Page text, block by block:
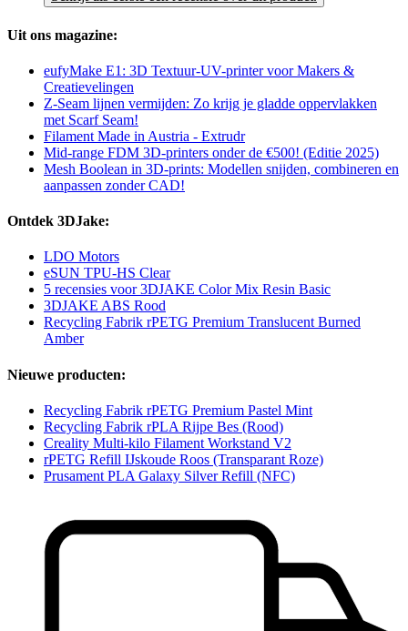
Uit ons magazine:
eufyMake E1: 3D Textuur-UV-printer voor Makers &
Creatievelingen
Z-Seam lijnen vermijden: Zo krijg je gladde oppervlakken
met Scarf Seam!
Filament Made in Austria - Extrudr
Mid-range FDM 3D-printers onder de €500! (Editie 2025)
Mesh Boolean in 3D-prints: Modellen snijden, combineren en
aanpassen zonder CAD!
Ontdek 3DJake:
LDO Motors
eSUN TPU-HS Clear
5 recensies voor 3DJAKE Color Mix Resin Basic
3DJAKE ABS Rood
Recycling Fabrik rPETG Premium Translucent Burned
Amber
Nieuwe producten:
Recycling Fabrik rPETG Premium Pastel Mint
Recycling Fabrik rPLA Rijpe Bes (Rood)
Creality Multi-kilo Filament Workstand V2
rPETG Refill IJskoude Roos (Transparant Roze)
Prusament PLA Galaxy Silver Refill (NFC)